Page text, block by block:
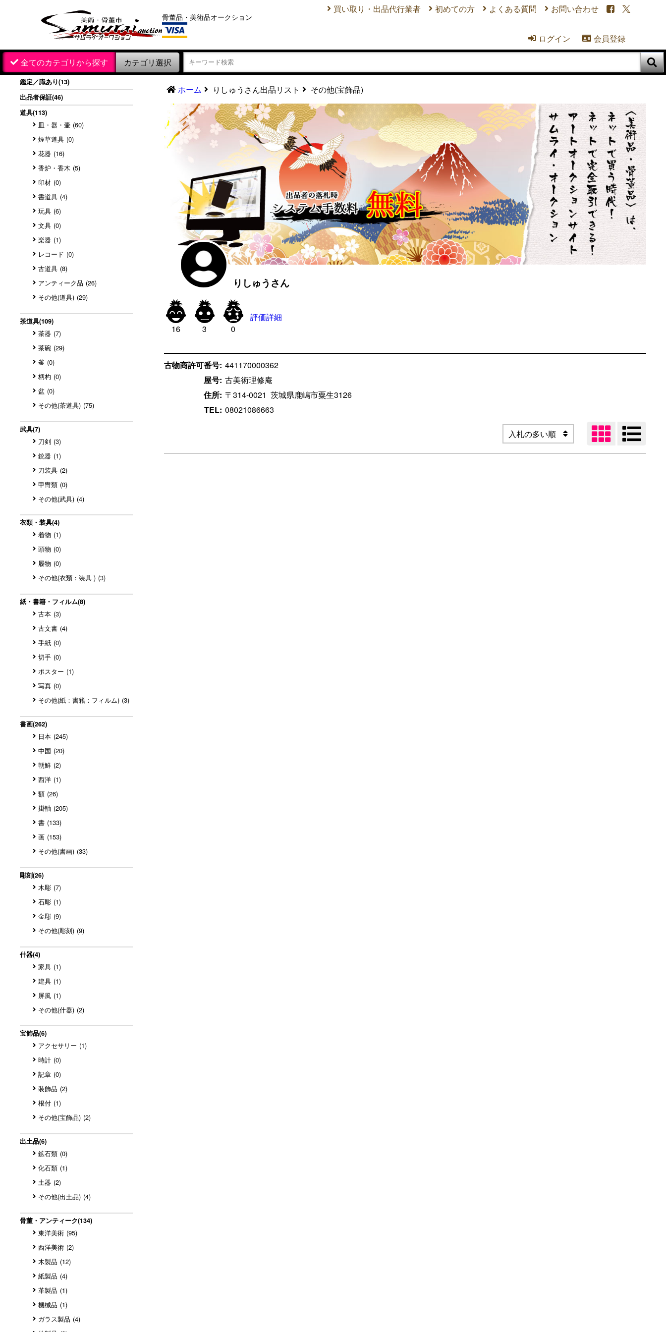
骨董品・美術品オークション
 ログイン  会員登録
買い取り・出品代行業者 初めての方 よくある質問 お問い合わせ  
全てのカテゴリから探す カテゴリ選択 
鑑定／識あり(13)
出品者保証(46)
道具(113)
皿・器・壷 (60)
煙草道具 (0)
花器 (16)
香炉・香木 (5)
印材 (0)
書道具 (4)
玩具 (6)
文具 (0)
楽器 (1)
レコード (0)
古道具 (8)
アンティーク品 (26)
その他(道具) (29)
茶道具(109)
茶器 (7)
茶碗 (29)
釜 (0)
柄杓 (0)
盆 (0)
その他(茶道具) (75)
武具(7)
刀剣 (3)
銃器 (1)
刀装具 (2)
甲冑類 (0)
その他(武具) (4)
衣類・装具(4)
着物 (1)
頭物 (0)
履物 (0)
その他(衣類：装具 ) (3)
紙・書籍・フィルム(8)
古本 (3)
古文書 (4)
手紙 (0)
切手 (0)
ポスター (1)
写真 (0)
その他(紙：書籍：フィルム) (3)
書画(262)
日本 (245)
中国 (20)
朝鮮 (2)
西洋 (1)
額 (26)
掛軸 (205)
書 (133)
画 (153)
その他(書画) (33)
彫刻(26)
木彫 (7)
石彫 (1)
金彫 (9)
その他(彫刻) (9)
什器(4)
家具 (1)
建具 (1)
屏風 (1)
その他(什器) (2)
宝飾品(6)
アクセサリー (1)
時計 (0)
記章 (0)
装飾品 (2)
根付 (1)
その他(宝飾品) (2)
出土品(6)
鉱石類 (0)
化石類 (1)
土器 (2)
その他(出土品) (4)
骨董・アンティーク(134)
東洋美術 (95)
西洋美術 (2)
木製品 (12)
紙製品 (4)
革製品 (1)
機械品 (1)
ガラス製品 (4)
ホーム りしゅうさん出品リスト その他(宝飾品)
りしゅうさん

16

3

0
評価詳細
古物商許可番号: 441170000362
屋号: 古美術理修庵
住所: 〒314-0021 茨城県鹿嶋市粟生3126
TEL: 08021086663
入札の多い順  